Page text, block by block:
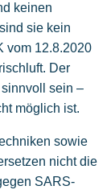
keinen
sie kein
vom 12.8.2020
Der
sinnvoll sein –
möglich ist.
sowie
nicht die
SARS-